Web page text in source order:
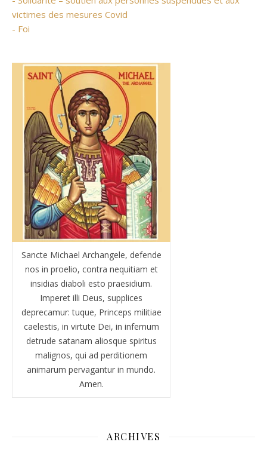
victimes des mesures Covid
- Foi
Sancte Michael Archangele, defende
nos in proelio, contra nequitiam et
insidias diaboli esto praesidium.
Imperet illi Deus, supplices
deprecamur: tuque, Princeps militiae
caelestis, in virtute Dei, in infernum
detrude satanam aliosque spiritus
malignos, qui ad perditionem
animarum pervagantur in mundo.
Amen.
ARCHIVES